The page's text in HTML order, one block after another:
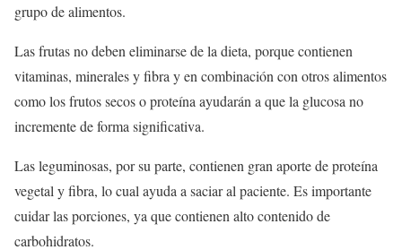
grupo de alimentos.
Las frutas no deben eliminarse de la dieta, porque contienen
vitaminas, minerales y fibra y en combinación con otros alimentos
como los frutos secos o proteína ayudarán a que la glucosa no
incremente de forma significativa.
Las leguminosas, por su parte, contienen gran aporte de proteína
vegetal y fibra, lo cual ayuda a saciar al paciente. Es importante
cuidar las porciones, ya que contienen alto contenido de
carbohidratos.